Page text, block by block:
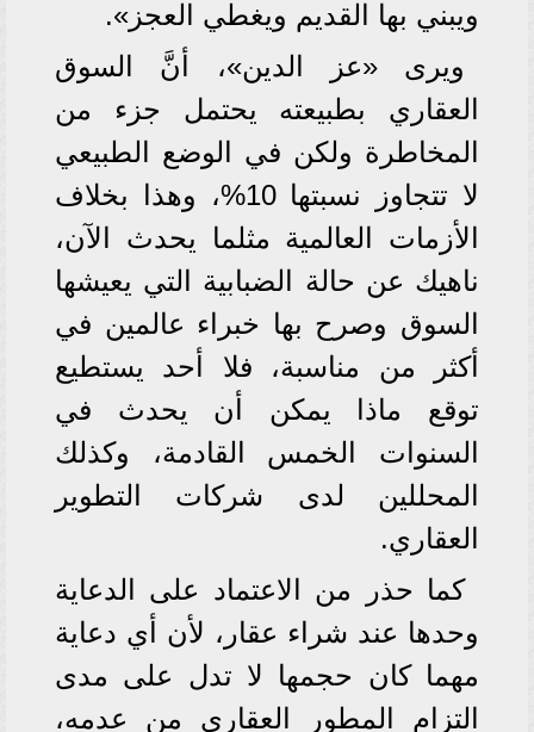
ويبني بها القديم ويغطي العجز».
ويرى «عز الدين»، أنَّ السوق
العقاري بطبيعته يحتمل جزء من
المخاطرة ولكن في الوضع الطبيعي
لا تتجاوز نسبتها 10%، وهذا بخلاف
الأزمات العالمية مثلما يحدث الآن،
ناهيك عن حالة الضبابية التي يعيشها
السوق وصرح بها خبراء عالمين في
أكثر من مناسبة، فلا أحد يستطيع
توقع ماذا يمكن أن يحدث في
السنوات الخمس القادمة، وكذلك
المحللين لدى شركات التطوير
العقاري.
كما حذر من الاعتماد على الدعاية
وحدها عند شراء عقار، لأن أي دعاية
مهما كان حجمها لا تدل على مدى
التزام المطور العقاري من عدمه،